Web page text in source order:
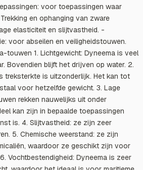
voor toepassingen waar
en ophanging van zware
elasticiteit en slijtvastheid. -
voor abseilen en veiligheidstouwen.
touwen 1. Lichtgewicht: Dyneema is veel
Bovendien blijft het drijven op water. 2.
treksterkte is uitzonderlijk. Het kan tot
voor hetzelfde gewicht. 3. Lage
rekken nauwelijks uit onder
kan zijn in bepaalde toepassingen
is. 4. Slijtvastheid: ze zijn zeer
5. Chemische weerstand: ze zijn
waardoor ze geschikt zijn voor
Vochtbestendigheid: Dyneema is zeer